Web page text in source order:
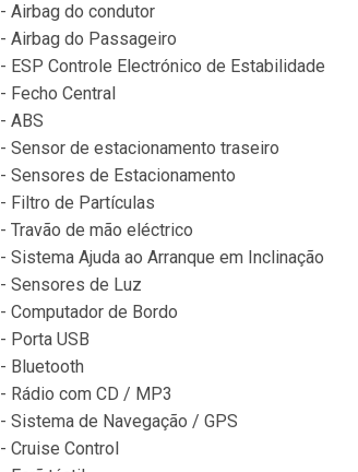
- Airbag do condutor
- Airbag do Passageiro
- ESP Controle Electrónico de Estabilidade
- Fecho Central
- ABS
- Sensor de estacionamento traseiro
- Sensores de Estacionamento
- Filtro de Partículas
- Travão de mão eléctrico
- Sistema Ajuda ao Arranque em Inclinação
- Sensores de Luz
- Computador de Bordo
- Porta USB
- Bluetooth
- Rádio com CD / MP3
- Sistema de Navegação / GPS
- Cruise Control